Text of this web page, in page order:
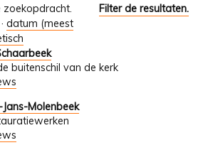
Filter de resultaten.
· datum (meest
buitenschil van de kerk
Molenbeek